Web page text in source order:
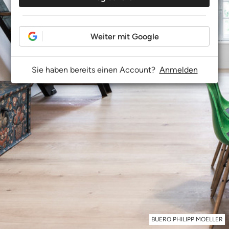
BUERO PHILIPP MOELLER
Weiter mit Google
Sie haben bereits einen Account? Anmelden